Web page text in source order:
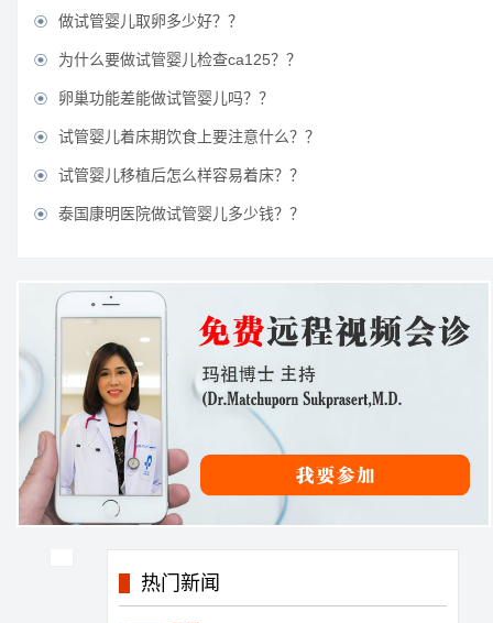
 做试管婴儿取卵多少好？？
 为什么要做试管婴儿检查ca125？？
 卵巢功能差能做试管婴儿吗？？
 试管婴儿着床期饮食上要注意什么？？
 试管婴儿移植后怎么样容易着床？？
 泰国康明医院做试管婴儿多少钱？？
热门新闻